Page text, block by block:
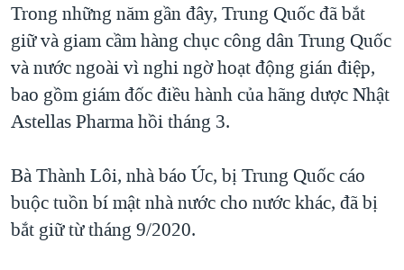
Trong những năm gần đây, Trung Quốc đã bắt
giữ và giam cầm hàng chục công dân Trung Quốc
và nước ngoài vì nghi ngờ hoạt động gián điệp,
bao gồm giám đốc điều hành của hãng dược Nhật
Astellas Pharma hồi tháng 3.
Bà Thành Lôi, nhà báo Úc, bị Trung Quốc cáo
buộc tuồn bí mật nhà nước cho nước khác, đã bị
bắt giữ từ tháng 9/2020.